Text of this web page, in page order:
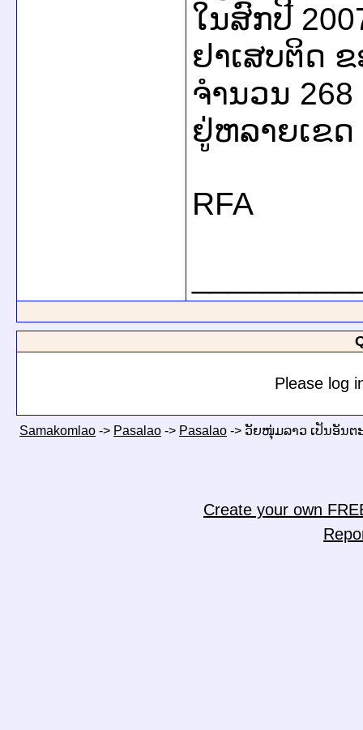
ໃນ​ສົກ​ປີ
ຢາ​ເສບ​ຕິດ
ຈຳນວນ
ຢູ່​ຫລາຍ​ເຂດ
RFA
Please log
Samakomlao -> Pasalao -> Pasalao -> ວັຍໜຸ່ມລາວ ເປັນອັນຕ
Create your own